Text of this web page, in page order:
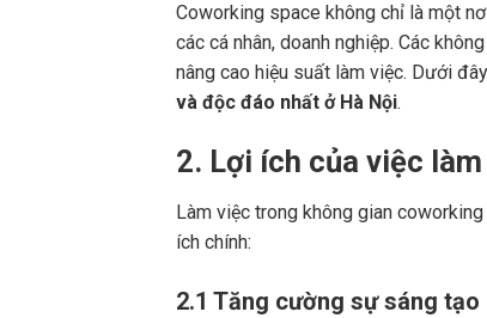
Coworking space không chỉ là một
các cá nhân, doanh nghiệp. Các
nâng cao hiệu suất làm việc. Dưới
và độc đáo nhất ở Hà Nội.
2. Lợi ích của việc
Làm việc trong không gian
ích chính:
2.1 Tăng cường sự sáng tạo